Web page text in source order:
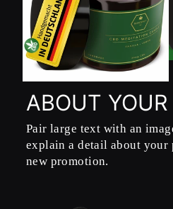
ABOUT
Pair large text with an
explain a detail about your
new promotion.